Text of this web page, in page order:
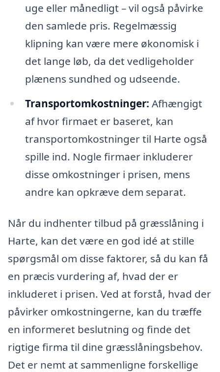
uge eller månedligt – vil også påvirke
den samlede pris. Regelmæssig
klipning kan være mere økonomisk i
det lange løb, da det vedligeholder
plænens sundhed og udseende.
Transportomkostninger: Afhængigt
af hvor firmaet er baseret, kan
transportomkostninger til Harte også
spille ind. Nogle firmaer inkluderer
disse omkostninger i prisen, mens
andre kan opkræve dem separat.
Når du indhenter tilbud på græsslåning i
Harte, kan det være en god idé at stille
spørgsmål om disse faktorer, så du kan få
en præcis vurdering af, hvad der er
inkluderet i prisen. Ved at forstå, hvad der
påvirker omkostningerne, kan du træffe
en informeret beslutning og finde det
rigtige firma til dine græsslåningsbehov.
Det er nemt at sammenligne forskellige